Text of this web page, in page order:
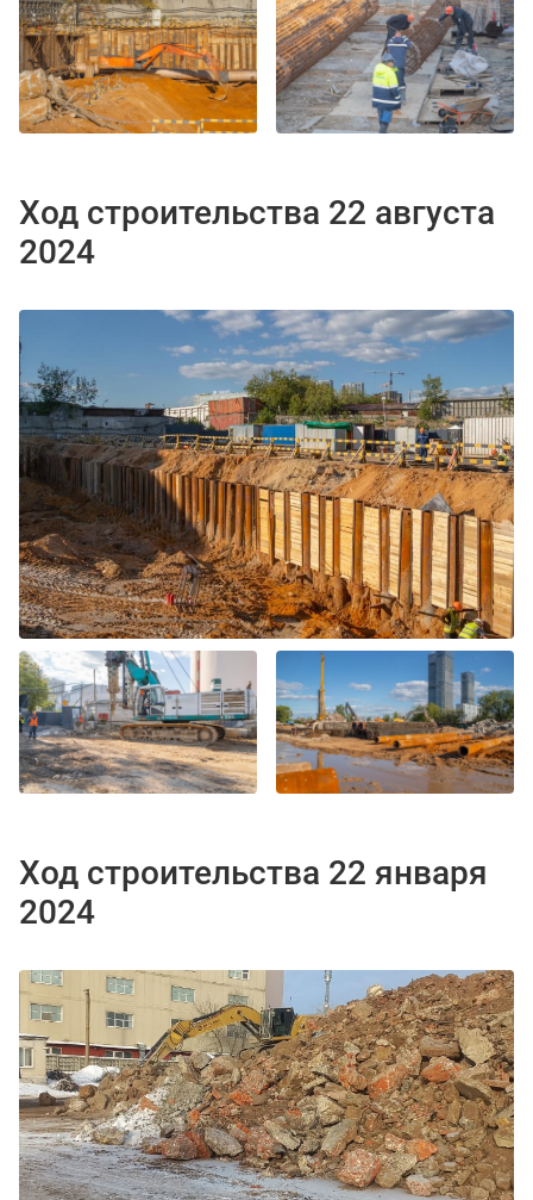
Ход строительства 22 августа
2024
Ход строительства 22 января
2024